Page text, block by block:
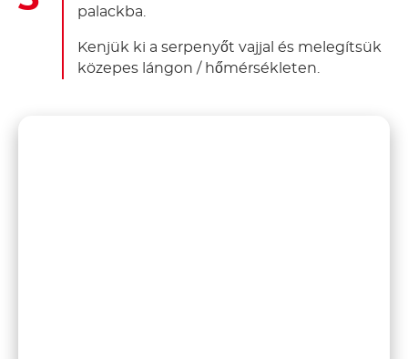
palackba.
Kenjük ki a serpenyőt vajjal és melegítsük
közepes lángon / hőmérsékleten.